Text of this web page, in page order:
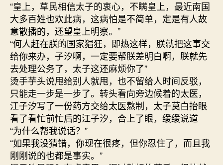
“皇上，草民相信太子的衷心，不瞒皇上，最近南国
大多百姓也欢此病，这病怕是不简单，定是有人故
意散播的，还望皇上明察。”
“何人赶在朕的国家猖狂，即热这样，朕就把这事交
给你来办，子汐啊，一定要帮朕差明白啊，朕就先
去处理公务了，太子这还麻烦你了”
烫手芋头说甩给别人就甩，也不留给人时间反驳，
只能走一步是一步了。转头看向旁边候着的太医，
江子汐写了一份药方交给太医熬制，太子莫白抬眼
看了看忙前忙后的江子汐，合上了眼，缓缓说道
“为什么帮我说话？”
“如果我没猜错，你现在很疼，但你忍住了，而且我
刚刚说的也都是事实。”